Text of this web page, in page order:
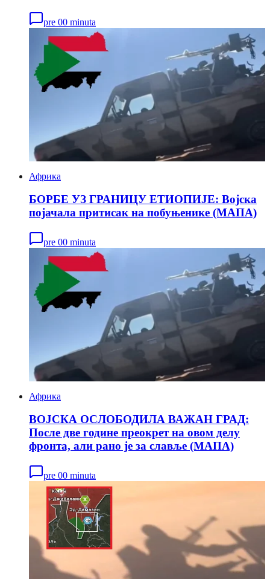
pre 00 minuta
Африка
БОРБЕ УЗ ГРАНИЦУ ЕТИОПИЈЕ: Војска
појачала притисак на побуњенике (МАПА)
pre 00 minuta
Африка
ВОЈСКА ОСЛОБОДИЛА ВАЖАН ГРАД:
После две године преокрет на овом делу
фронта, али рано је за славље (МАПА)
pre 00 minuta